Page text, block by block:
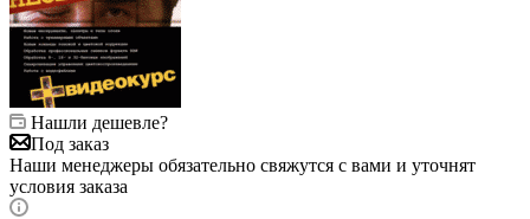
Нашли дешевле?
Под заказ
Наши менеджеры обязательно свяжутся с вами и уточнят
условия заказа